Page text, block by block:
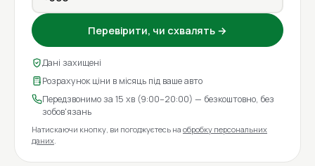
Перевірити, чи схвалять →
Дані захищені
Розрахунок ціни в місяць під ваше авто
Передзвонимо за 15 хв (9:00–20:00) — безкоштовно, без
зобов'язань
Натискаючи кнопку, ви погоджуєтесь на обробку персональних
даних.